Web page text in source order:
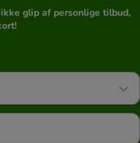
ikke glip af personlige tilbud,